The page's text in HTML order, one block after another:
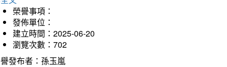
榮譽事項：
發佈單位：
建立時間：2025-06-20
瀏覽次數：702
發布者：孫玉嵐